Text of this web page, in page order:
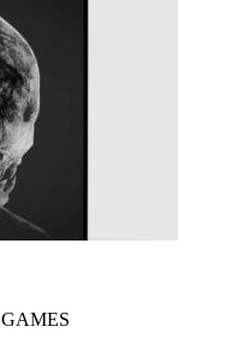
GAMES